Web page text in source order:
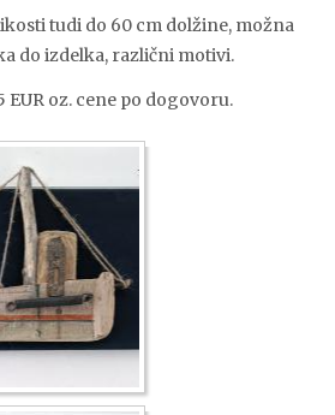
tudi do 60 cm dolžine, možna
do izdelka, različni motivi.
EUR oz. cene po dogovoru.